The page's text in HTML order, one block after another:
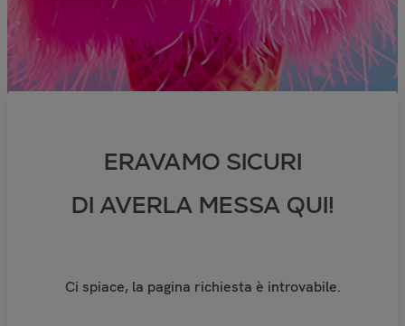
ERAVAMO SICURI
DI AVERLA MESSA QUI!
Ci spiace, la pagina richiesta è introvabile.